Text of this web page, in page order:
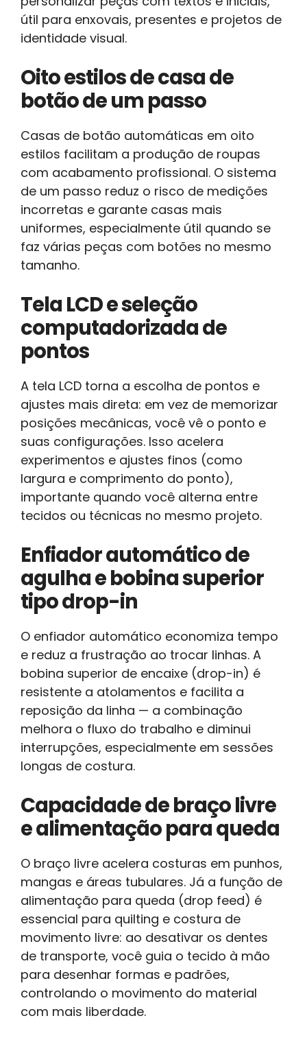
útil para enxovais, presentes e projetos de
identidade visual.
Oito estilos de casa de
botão de um passo
Casas de botão automáticas em oito
estilos facilitam a produção de roupas
com acabamento profissional. O sistema
de um passo reduz o risco de medições
incorretas e garante casas mais
uniformes, especialmente útil quando se
faz várias peças com botões no mesmo
tamanho.
Tela LCD e seleção
computadorizada de
pontos
A tela LCD torna a escolha de pontos e
ajustes mais direta: em vez de memorizar
posições mecânicas, você vê o ponto e
suas configurações. Isso acelera
experimentos e ajustes finos (como
largura e comprimento do ponto),
importante quando você alterna entre
tecidos ou técnicas no mesmo projeto.
Enfiador automático de
agulha e bobina superior
tipo drop-in
O enfiador automático economiza tempo
e reduz a frustração ao trocar linhas. A
bobina superior de encaixe (drop-in) é
resistente a atolamentos e facilita a
reposição da linha — a combinação
melhora o fluxo do trabalho e diminui
interrupções, especialmente em sessões
longas de costura.
Capacidade de braço livre
e alimentação para queda
O braço livre acelera costuras em punhos,
mangas e áreas tubulares. Já a função de
alimentação para queda (drop feed) é
essencial para quilting e costura de
movimento livre: ao desativar os dentes
de transporte, você guia o tecido à mão
para desenhar formas e padrões,
controlando o movimento do material
com mais liberdade.